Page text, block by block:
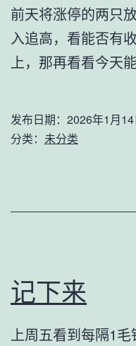
前天将涨停的两只
入追高，看能否有
上，那再看看今天
发布日期： 2026年1月14
分类： 未分类
记下来
上周五看到每隔1